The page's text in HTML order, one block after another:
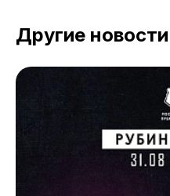
Другие новости